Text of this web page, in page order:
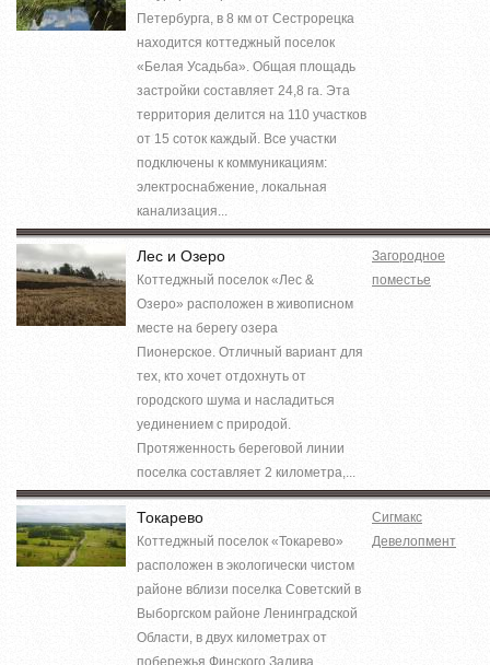
Петербурга, в 8 км от Сестрорецка
находится коттеджный поселок
«Белая Усадьба». Общая площадь
застройки составляет 24,8 га. Эта
территория делится на 110 участков
от 15 соток каждый. Все участки
подключены к коммуникациям:
электроснабжение, локальная
канализация...
Лес и Озеро
Коттеджный поселок «Лес &
Озеро» расположен в живописном
месте на берегу озера
Пионерское. Отличный вариант для
тех, кто хочет отдохнуть от
городского шума и насладиться
уединением с природой.
Протяженность береговой линии
поселка составляет 2 километра,...
Загородное
поместье
Токарево
Коттеджный поселок «Токарево»
расположен в экологически чистом
районе вблизи поселка Советский в
Выборгском районе Ленинградской
Области, в двух километрах от
побережья Финского Залива.
Сигмакс
Девелопмент